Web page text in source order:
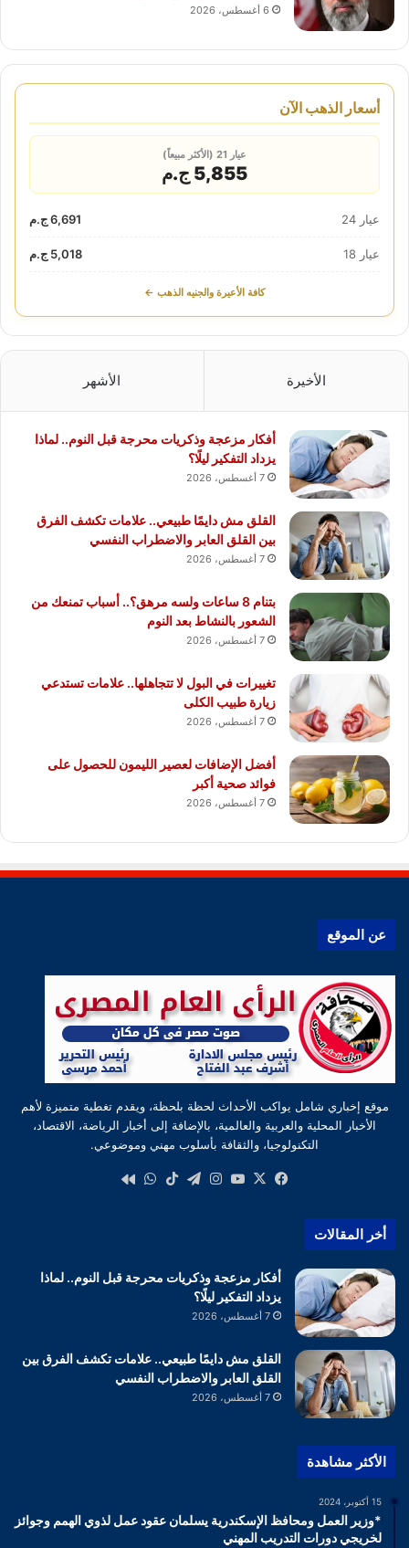
6 أغسطس، 2026
أسعار الذهب الآن
عيار 21 (الأكثر مبيعاً)
5,855 ج.م
عيار 24 6,691 ج.م
عيار 18 5,018 ج.م
كافة الأعيرة والجنيه الذهب ←
الأخيرة الأشهر
أفكار مزعجة وذكريات محرجة قبل النوم.. لماذا
يزداد التفكير ليلًا؟
7 أغسطس، 2026
القلق مش دايمًا طبيعي.. علامات تكشف الفرق
بين القلق العابر والاضطراب النفسي
7 أغسطس، 2026
بتنام 8 ساعات ولسه مرهق؟.. أسباب تمنعك من
الشعور بالنشاط بعد النوم
7 أغسطس، 2026
تغييرات في البول لا تتجاهلها.. علامات تستدعي
زيارة طبيب الكلى
7 أغسطس، 2026
أفضل الإضافات لعصير الليمون للحصول على
فوائد صحية أكبر
7 أغسطس، 2026
عن الموقع
موقع إخباري شامل يواكب الأحداث لحظة بلحظة، ويقدم تغطية متميزة لأهم
الأخبار المحلية والعربية والعالمية، بالإضافة إلى أخبار الرياضة، الاقتصاد،
التكنولوجيا، والثقافة بأسلوب مهني وموضوعي.
فيسبوك
‫X
‫YouTube
انستقرام
تيلقرام‫TikTokواتساب
أخر المقالات
أفكار مزعجة وذكريات محرجة قبل النوم.. لماذا
يزداد التفكير ليلًا؟
7 أغسطس، 2026
القلق مش دايمًا طبيعي.. علامات تكشف الفرق بين
القلق العابر والاضطراب النفسي
7 أغسطس، 2026
الأكثر مشاهدة
15 أكتوبر، 2024
*وزير العمل ومحافظ الإسكندرية يسلمان عقود عمل لذوي الهمم وجوائز
لخريجي دورات التدريب المهني